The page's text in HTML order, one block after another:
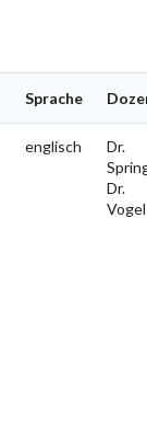
Sprache
englisch
Dr.
Dr.
Vogel